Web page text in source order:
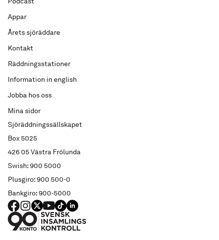
Sjöräddningssällskapet
Box 5025
426 05 Västra Frölunda
Swish: 900 5000
Plusgiro: 900 500-0
Bankgiro: 900-5000
Appar
Årets sjöräddare
Kontakt
Räddningsstationer
Information in english
Jobba hos oss
Mina sidor
FACEBOOK
Instagram
X YouTube
TIKTOKLINKED IN